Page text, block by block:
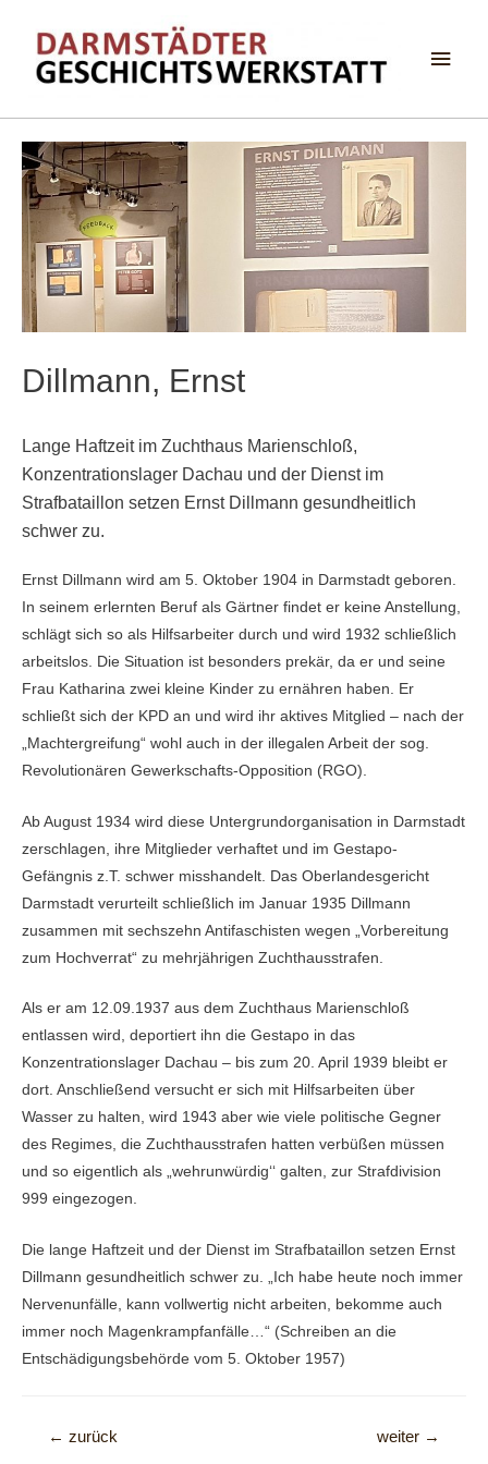
Dillmann, Ernst
Lange Haftzeit im Zuchthaus Marienschloß,
Konzentrationslager Dachau und der Dienst im
Strafbataillon setzen Ernst Dillmann gesundheitlich
schwer zu.
Ernst Dillmann wird am 5. Oktober 1904 in Darmstadt geboren.
In seinem erlernten Beruf als Gärtner findet er keine Anstellung,
schlägt sich so als Hilfsarbeiter durch und wird 1932 schließlich
arbeitslos. Die Situation ist besonders prekär, da er und seine
Frau Katharina zwei kleine Kinder zu ernähren haben. Er
schließt sich der KPD an und wird ihr aktives Mitglied – nach der
„Machtergreifung“ wohl auch in der illegalen Arbeit der sog.
Revolutionären Gewerkschafts-Opposition (RGO).
Ab August 1934 wird diese Untergrundorganisation in Darmstadt
zerschlagen, ihre Mitglieder verhaftet und im Gestapo-
Gefängnis z.T. schwer misshandelt. Das Oberlandesgericht
Darmstadt verurteilt schließlich im Januar 1935 Dillmann
zusammen mit sechszehn Antifaschisten wegen „Vorbereitung
zum Hochverrat“ zu mehrjährigen Zuchthausstrafen.
Als er am 12.09.1937 aus dem Zuchthaus Marienschloß
entlassen wird, deportiert ihn die Gestapo in das
Konzentrationslager Dachau – bis zum 20. April 1939 bleibt er
dort. Anschließend versucht er sich mit Hilfsarbeiten über
Wasser zu halten, wird 1943 aber wie viele politische Gegner
des Regimes, die Zuchthausstrafen hatten verbüßen müssen
und so eigentlich als „wehrunwürdig‘‘ galten, zur Strafdivision
999 eingezogen.
Die lange Haftzeit und der Dienst im Strafbataillon setzen Ernst
Dillmann gesundheitlich schwer zu. „Ich habe heute noch immer
Nervenunfälle, kann vollwertig nicht arbeiten, bekomme auch
immer noch Magenkrampfanfälle…“ (Schreiben an die
Entschädigungsbehörde vom 5. Oktober 1957)
Beitragsnavigation
← zurück weiter →